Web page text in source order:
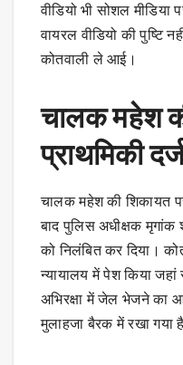
वीडियो भी सोशल
वायरल वीडियो की पुष्टि
कोतवाली ले आई।
चालक महेश
प्राथमिकी
चालक महेश की शिकायत
बाद पुलिस अधीक्षक मृगांक
को निलंबित कर दिया।
न्यायालय में पेश किया जहां
अभिरक्षा में जेल भेजने का
मुलाहजा बैरक में रखा गया